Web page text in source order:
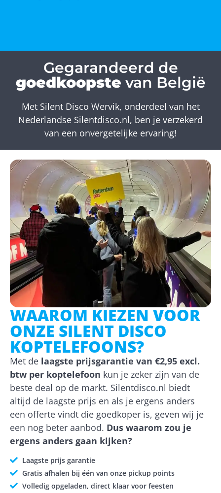
Gegarandeerd de
goedkoopste van België
Met Silent Disco Wervik, onderdeel van het
Nederlandse Silentdisco.nl, ben je verzekerd
van een onvergetelijke ervaring!
WAAROM KIEZEN VOOR
ONZE SILENT DISCO
KOPTELEFOONS?
Met de laagste prijsgarantie van €2,95 excl.
btw per koptelefoon kun je zeker zijn van de
beste deal op de markt. Silentdisco.nl biedt
altijd de laagste prijs en als je ergens anders
een offerte vindt die goedkoper is, geven wij je
een nog beter aanbod. Dus waarom zou je
ergens anders gaan kijken?
Laagste prijs garantie
Gratis afhalen bij één van onze pickup points
Volledig opgeladen, direct klaar voor feesten